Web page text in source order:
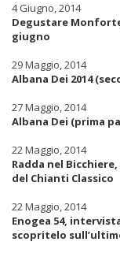
4 Giugno, 2014
Degustare
giugno
29 Maggio, 2014
Albana Dei 2014
27 Maggio, 2014
Albana Dei (prima
22 Maggio, 2014
Radda nel
del Chianti Classico
22 Maggio, 2014
Enogea 54,
scopritelo